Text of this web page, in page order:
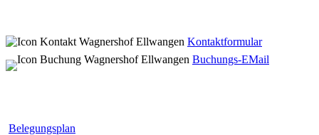
Kontaktformular
Buchungs-EMail
Belegungsplan